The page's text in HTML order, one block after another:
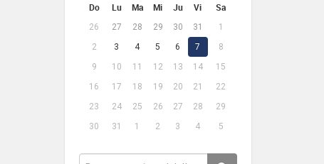
Do Lu Ma Mi Ju Vi Sa
26 27 28 29 30 31
1
2
3 4 5 6 7
8
9
10 11 12 13 14
15
16
17 18 19 20 21
22
23
24 25 26 27 28
29
30
31 1 2 3 4 5